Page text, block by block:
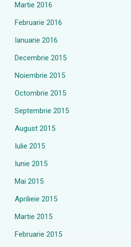
Martie 2016
Februarie 2016
Ianuarie 2016
Decembrie 2015
Noiembrie 2015
Octombrie 2015
Septembrie 2015
August 2015
Iulie 2015
Iunie 2015
Mai 2015
Aprilieie 2015
Martie 2015
Februarie 2015